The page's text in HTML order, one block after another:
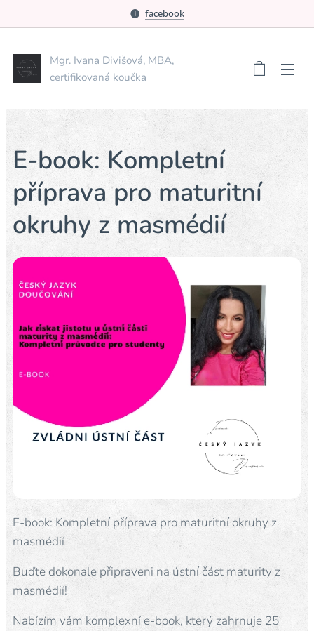
facebook
Mgr. Ivana Divišová, MBA,
certifikovaná koučka
E-book: Kompletní
příprava pro maturitní
okruhy z masmédií
E-book: Kompletní příprava pro maturitní okruhy z
masmédií
Buďte dokonale připraveni na ústní část maturity z
masmédií!
Nabízím vám komplexní e-book, který zahrnuje 25